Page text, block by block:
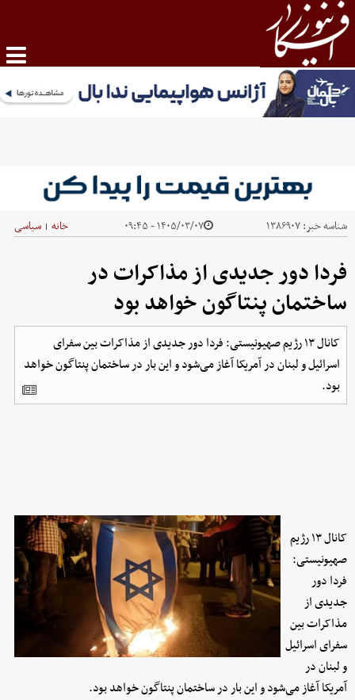
شناسه خبر:۱۳۸۶۹۰۷ ۱۴۰۵/۰۳/۰۷ - ۰۹:۴۵ خانه | سیاسی
فردا دور جدیدی از مذاکرات در
ساختمان پنتاگون خواهد بود
کانال ۱۳ رژیم صهیونیستی: فردا دور جدیدی از مذاکرات بین سفرای
اسرائیل و لبنان در آمریکا آغاز می‌شود و این بار در ساختمان پنتاگون خواهد
بود.
کانال ۱۳ رژیم
صهیونیستی:
فردا دور
جدیدی از
مذاکرات بین
سفرای اسرائیل
و لبنان در
آمریکا آغاز می‌شود و این بار در ساختمان پنتاگون خواهد بود.